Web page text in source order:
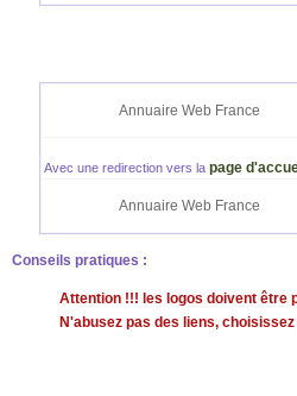
Annuaire Web France
Avec une redirection vers la page
Annuaire Web France
Conseils pratiques :
Attention !!! les logos doivent être
N'abusez pas des liens,